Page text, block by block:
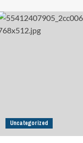
Uncategorized